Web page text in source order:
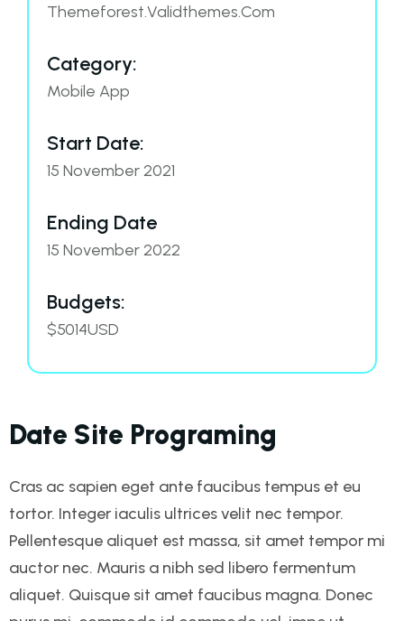
Themeforest.Validthemes.Com
Category:
Mobile App
Start Date:
15 November 2021
Ending Date
15 November 2022
Budgets:
$5014USD
Date Site Programing
Cras ac sapien eget ante faucibus tempus et eu
tortor. Integer iaculis ultrices velit nec tempor.
Pellentesque aliquet est massa, sit amet tempor mi
auctor nec. Mauris a nibh sed libero fermentum
aliquet. Quisque sit amet faucibus magna. Donec